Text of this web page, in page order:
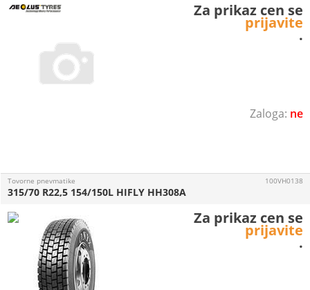
ne
Za prikaz cen se
prijavite
.
Tovorne pnevmatike
315/70 R22,5 154/150L HIFLY HH308A
100VH0138
Za prikaz cen se
prijavite
.